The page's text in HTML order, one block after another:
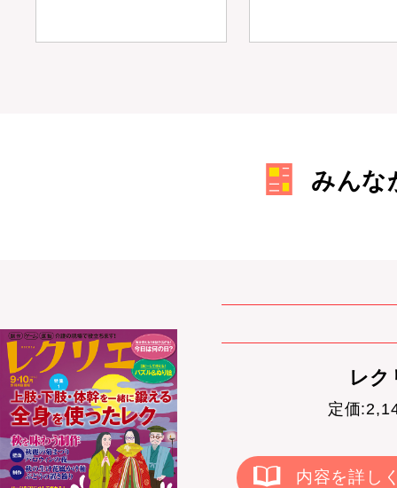
みんな
レ
定価
内容を詳し